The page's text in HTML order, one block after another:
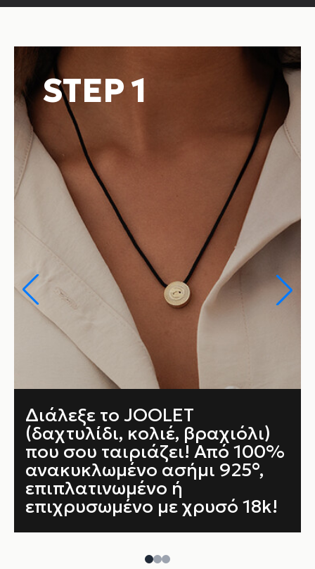
STEP 1
Διάλεξε το JOOLET
(δαχτυλίδι, κολιέ, βραχιόλι)
που σου ταιριάζει! Από 100%
ανακυκλωμένο ασήμι 925°,
επιπλατινωμένο ή
επιχρυσωμένο με χρυσό 18k!